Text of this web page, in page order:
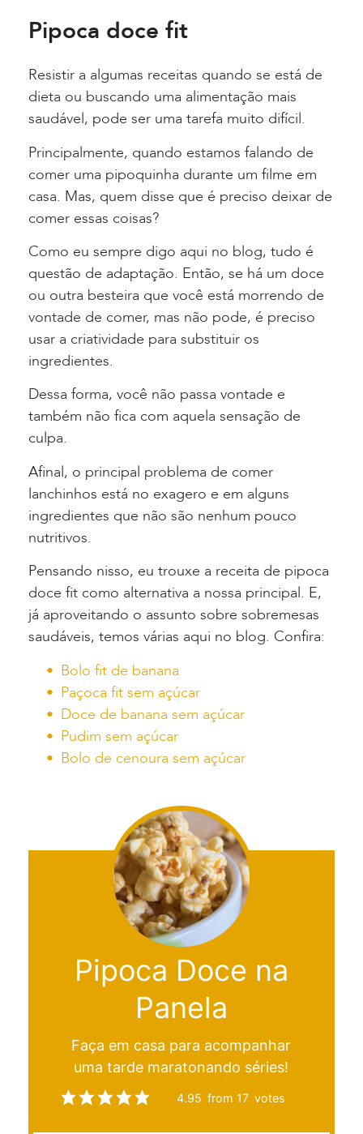
Pipoca doce fit
Resistir a algumas receitas quando se está de
dieta ou buscando uma alimentação mais
saudável, pode ser uma tarefa muito difícil.
Principalmente, quando estamos falando de
comer uma pipoquinha durante um filme em
casa. Mas, quem disse que é preciso deixar de
comer essas coisas?
Como eu sempre digo aqui no blog, tudo é
questão de adaptação. Então, se há um doce
ou outra besteira que você está morrendo de
vontade de comer, mas não pode, é preciso
usar a criatividade para substituir os
ingredientes.
Dessa forma, você não passa vontade e
também não fica com aquela sensação de
culpa.
Afinal, o principal problema de comer
lanchinhos está no exagero e em alguns
ingredientes que não são nenhum pouco
nutritivos.
Pensando nisso, eu trouxe a receita de pipoca
doce fit como alternativa a nossa principal. E,
já aproveitando o assunto sobre sobremesas
saudáveis, temos várias aqui no blog. Confira:
Bolo fit de banana
Paçoca fit sem açúcar
Doce de banana sem açúcar
Pudim sem açúcar
Bolo de cenoura sem açúcar
Pipoca Doce na
Panela
Faça em casa para acompanhar
uma tarde maratonando séries!
4.95 from17 votes